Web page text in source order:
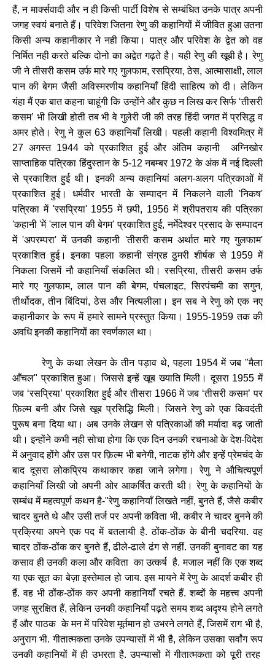
हैं, न मार्क्सवादी और न ही किसी पार्टी विशेष से सम्बंधित उनके पात्र अपनी
जगह स्वयं बनाते हैं। परिवेश जितना रेणु की कहानियों में जीवित हुआ उतना
किसी अन्य कहानीकार ने नही किया। पात्र और परिवेश के द्वेत को वह
निर्मित नही करते बल्कि दोनो का अद्वेत गढ़ते है। यही रेणु की खूबी है। रेणु
जी ने तीसरी कसम उर्फ मारे गए गुलफाम,रसप्रिया,ठेस, आत्मासाक्षी,लाल
पान की बेगम जैसी अविस्मरणीय कहानियाँ हिंदी साहित्य को दी। लेकिन
यंहा मैं एक बात कहना चाहूंगी कि उन्होंने और कुछ न लिख कर सिर्फ ‘तीसरी
कसम’ भी लिखी होती तब भी वे गुलेरी जी की तरह हिंदी जगत में प्रसिद्ध व
अमर होते। रेणु ने कुल 63 कहानियाँ लिखी। पहली कहानी विश्वमित्र में
27 अगस्त 1944 को प्रकाशित हुई और अंतिम कहानी
अग्निखोर
साप्ताहिक पत्रिका हिंदुस्तान के 5-12 नबम्बर 1972 के अंक में नई दिल्ली
से प्रकाशित हुई थी। इनकी अन्य कहानियां अलग-अलग पत्रिकाओं में
प्रकाशित हुई। धर्मवीर भारती के सम्पादन में निकलने वाली 'निकष'
पत्रिका में 'रसप्रिया' 1955 में छपी, 1956 में श्रीपतराय की पत्रिका
'कहानी 'में 'लाल पान की बेगम'प्रकाशित हुई,नर्मेदेश्वर प्रसाद के सम्पादन
में 'अपरम्परा'में उनकी कहानी 'तीसरी कसम अर्थात मारे गए गुलफाम'
प्रकाशित हुई। इनका पहला कहानी संग्रह ठुमरी शीर्षक से 1959 में
निकला जिसमें नौ कहानियाँ संकलित थी। रसप्रिया,तीसरी कसम उर्फ
मारे गए गुलफाम,लाल पान की बेगम,पंचलाइट,सिरपंचमी का सगुन,
तीर्थोदक,तीन बिंदियां,ठेस और नित्यलीला। इन सब ने रेणु को एक नए
कहानीकार के रूप में हमारे सामने प्रस्तुत किया। 1955-1959 तक की
अवधि इनकी कहानियों का स्वर्णकाल था।
रेणु के कथा लेखन के तीन पड़ाव थे, पहला 1954 में जब "मैला
आँचल"प्रकाशित हुआ। जिससे इन्हें खूब ख्याति मिली। दूसरा 1955 में
जब ‘रसप्रिया’ प्रकाशित हुई और तीसरा 1966 में जब ‘तीसरी कसम’पर
फ़िल्म बनी और जिसे खूब प्रसिद्धि मिली। जिसने रेणु को एक किवदंती
पुरूष बना दिया था। अब उनके लेखन से पत्रिकाओं की मर्यादा बढ़ जाती
थी। इन्होंने कभी नही सोचा होगा कि एक दिन उनकी रचनाओ के देश-विदेश
में अनुवाद होंगे और उस पर फ़िल्म भी बनेगी,नाटक होंगे और इन्हें प्रेमचंद के
बाद दूसरा लोकप्रिय कथाकार कहा जाने लगेगा। रेणु ने औचित्यपूर्ण
कहानियाँ लिखी जो अपनी ओर आकर्षित करती थी। रेणु के कहानियों के
सम्बंध में महत्वपूर्ण कथन है-"रेणु कहानियाँ लिखते नहीं,बुनते हैं,जैसे कबीर
चादर बुनते थे और उसी तर्ज पर अपनी कविता भी.कबीर ने चादर बुनने की
प्रक्रिया अपने एक पद में बतलायी है.ठोंक-ठोंक के बीनी चदरिया.वह
चादर ठोंक-ठोंक कर बुनते हैं,ढीले-ढाले ढंग से नहीं.उनकी बुनावट का यह
कसाव ही उनकी कला और कविता का उत्कर्ष है.मजाल नहीं कि एक शब्द
या एक सूत का बेज़ा इस्तेमाल हो जाय.इस मायने में रेणु के आदर्श कबीर ही
हैं.वह भी ठोंक-ठोंक कर अपनी कहानियाँ रचते हैं.शब्दों के महत्त्व अपनी
जगह सुरक्षित हैं,लेकिन उनकी कहानियाँ पढ़ते समय शब्द अदृश्य होने लगते
हैं और पाठक के मन में परिवेश मूर्तमान हो उभरने लगते हैं,जिसमें राग भी है,
अनुराग भी.गीतात्मकता उनके उपन्यासों में भी है,लेकिन उसका सर्वांग रूप
उनकी कहानियों में ही उभरता है.उपन्यासों में गीतात्मकता को पूरी तरह